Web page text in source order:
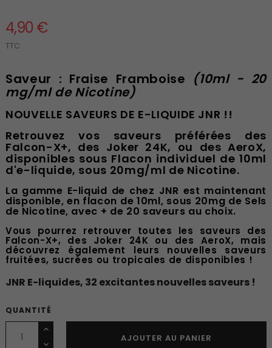
4,90 €
TTC
Saveur : Fraise Framboise (10ml - 20
mg/ml de Nicotine)
NOUVELLE SAVEURS DE E-LIQUIDE JNR !!
Retrouvez vos saveurs préférées des
Falcon-X+, des Joker 24K, ou des AeroX,
disponibles sous Flacon individuel de 10ml
d'e-liquide, sous 20mg/ml de Nicotine.
La gamme E-liquid de chez JNR est maintenant
disponible, en flacon de 10ml, sous 20mg de Sels
de Nicotine, avec + de 20 saveurs au choix.
Vous pourrez retrouver toutes les saveurs des
Falcon-X+, des Joker 24K ou des AeroX, mais
découvrez également leurs nouvelles saveurs
fruitées, sucrées ou tropicales de disponibles !
JNR E-liquides, 32 excitantes nouvelles saveurs !
QUANTITÉ
AJOUTER AU PANIER